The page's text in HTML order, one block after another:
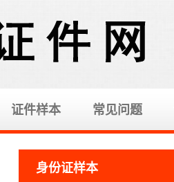
证件样本 常见问题
身份证样本